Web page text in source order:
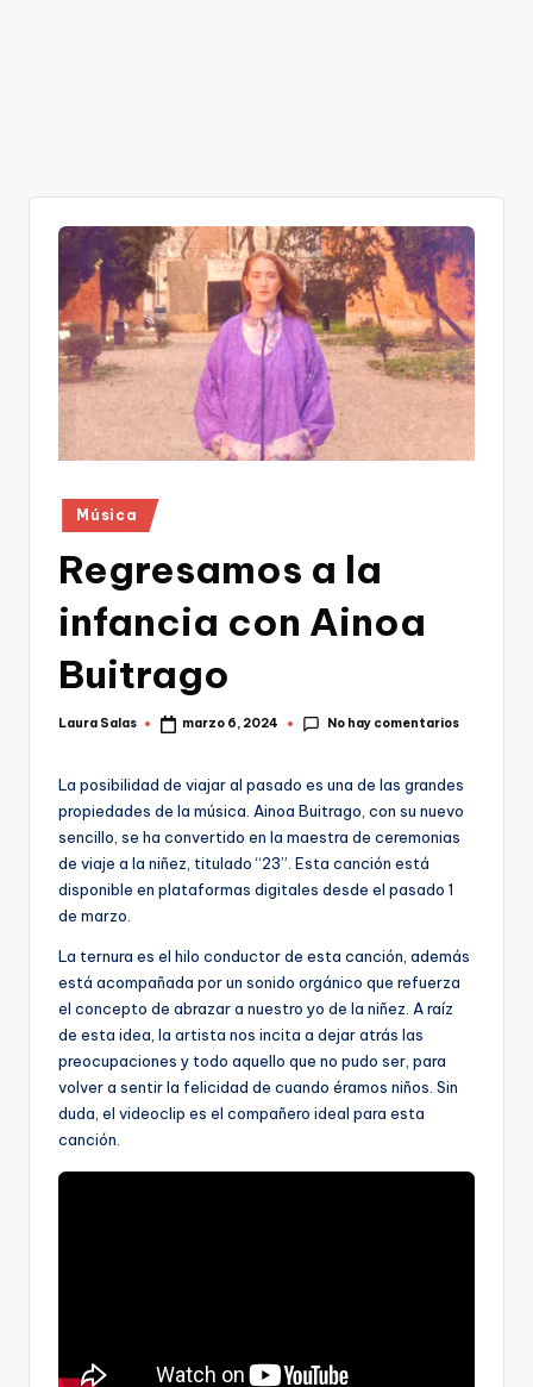
Publicado
en
Música
Regresamos a la
infancia con Ainoa
Buitrago
Publicado
Laura Salas marzo 6, 2024 No hay comentarios
La posibilidad de viajar al pasado es una de las grandes
propiedades de la música. Ainoa Buitrago, con su nuevo
sencillo, se ha convertido en la maestra de ceremonias
de viaje a la niñez, titulado “23”. Esta canción está
disponible en plataformas digitales desde el pasado 1
de marzo.
La ternura es el hilo conductor de esta canción, además
está acompañada por un sonido orgánico que refuerza
el concepto de abrazar a nuestro yo de la niñez. A raíz
de esta idea, la artista nos incita a dejar atrás las
preocupaciones y todo aquello que no pudo ser, para
volver a sentir la felicidad de cuando éramos niños. Sin
duda, el videoclip es el compañero ideal para esta
canción.